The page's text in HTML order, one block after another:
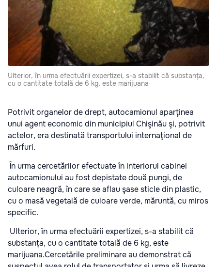
Ulterior, în urma efectuării expertizei, s-a stabilit că substanța,
cu o cantitate totală de 6 kg, este marijuana
Potrivit organelor de drept, autocamionul aparţinea
unui agent economic din municipiul Chişinău şi, potrivit
actelor, era destinată transportului internaţional de
mărfuri.
În urma cercetărilor efectuate în interiorul cabinei
autocamionului au fost depistate două pungi, de
culoare neagră, în care se aflau şase sticle din plastic,
cu o masă vegetală de culoare verde, măruntă, cu miros
specific.
Ulterior, în urma efectuării expertizei, s-a stabilit că
substanța, cu o cantitate totală de 6 kg, este
marijuana.Cercetările preliminare au demonstrat că